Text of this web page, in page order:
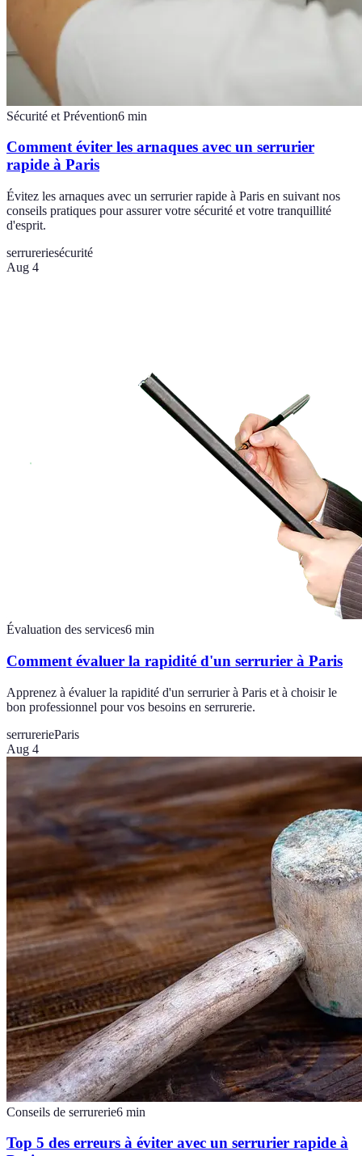
Sécurité et Prévention6 min
Comment éviter les arnaques avec un serrurier
rapide à Paris
Évitez les arnaques avec un serrurier rapide à Paris en suivant nos
conseils pratiques pour assurer votre sécurité et votre tranquillité
d'esprit.
serrureriesécurité
Aug 4
Évaluation des services6 min
Comment évaluer la rapidité d'un serrurier à Paris
Apprenez à évaluer la rapidité d'un serrurier à Paris et à choisir le
bon professionnel pour vos besoins en serrurerie.
serrurerieParis
Aug 4
Conseils de serrurerie6 min
Top 5 des erreurs à éviter avec un serrurier rapide à